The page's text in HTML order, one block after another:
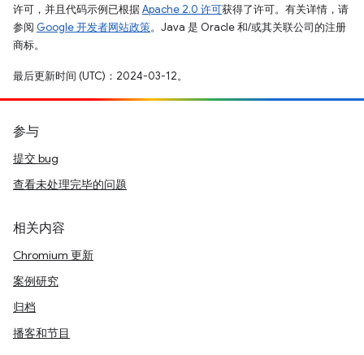
许可，并且代码示例已根据Apache 2.0 许可获得了许可。有关详情，请
参阅 Google 开发者网站政策。Java 是 Oracle 和/或其关联公司的注册
商标。
最后更新时间 (UTC)：2024-03-12。
参与
提交 bug
查看未处理完毕的问题
相关内容
Chromium 更新
案例研究
归档
播客和节目